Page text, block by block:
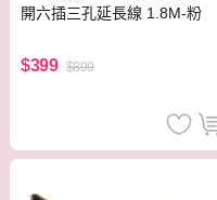
開六插三孔延長線 1.8M-粉
$399 $899